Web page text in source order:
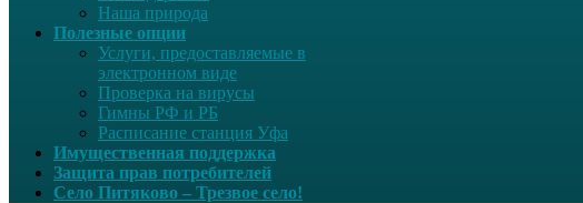
Наша природа
Полезные опции
Услуги, предоставляемые в
электронном виде
Проверка на вирусы
Гимны РФ и РБ
Расписание станция Уфа
Имущественная поддержка
Защита прав потребителей
Село Питяково – Трезвое село!